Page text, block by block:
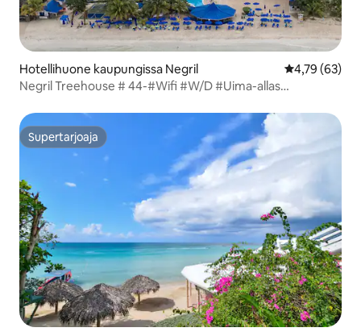
Hotellihuone kaupungissa Negril
4,79 (63)
Negril Treehouse # 44-#Wifi #W/D #Uima-allas
Supertarjoaja
Supertarjoaja